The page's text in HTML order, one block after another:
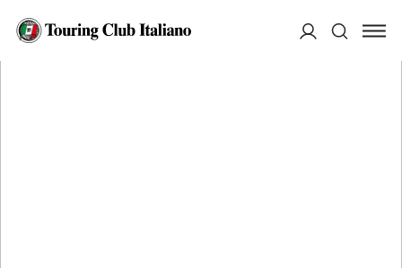
HOME